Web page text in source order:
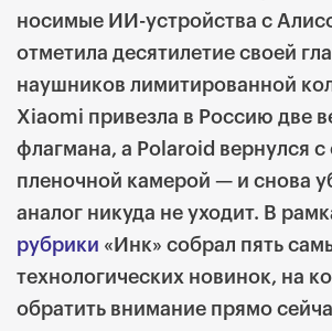
носимые ИИ-устройства с
отметила десятилетие своей
наушников лимитированной
Xiaomi привезла в Россию две
флагмана, а Polaroid вернулся
пленочной камерой — и снова
аналог никуда не уходит. В
рубрики «Инк» собрал пять
технологических новинок, на
обратить внимание прямо